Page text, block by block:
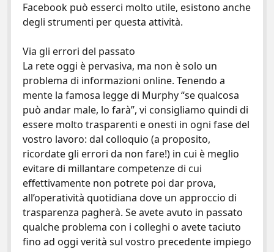
Facebook può esserci molto utile, esistono anche
degli strumenti per questa attività.
Via gli errori del passato
La rete oggi è pervasiva, ma non è solo un
problema di informazioni online. Tenendo a
mente la famosa legge di Murphy “se qualcosa
può andar male, lo farà”, vi consigliamo quindi di
essere molto trasparenti e onesti in ogni fase del
vostro lavoro: dal colloquio (a proposito,
ricordate gli errori da non fare!) in cui è meglio
evitare di millantare competenze di cui
effettivamente non potrete poi dar prova,
all’operatività quotidiana dove un approccio di
trasparenza pagherà. Se avete avuto in passato
qualche problema con i colleghi o avete taciuto
fino ad oggi verità sul vostro precedente impiego